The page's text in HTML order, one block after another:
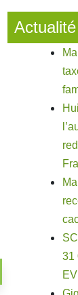
Actualité
31